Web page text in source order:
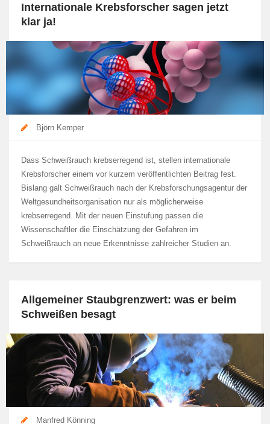
Internationale Krebsforscher sagen jetzt
klar ja!
Björn Kemper
Dass Schweißrauch krebserregend ist, stellen internationale
Krebsforscher einem vor kurzem veröffentlichten Beitrag fest.
Bislang galt Schweißrauch nach der Krebsforschungsagentur der
Weltgesundheitsorganisation nur als möglicherweise
krebserregend. Mit der neuen Einstufung passen die
Wissenschaftler die Einschätzung der Gefahren im
Schweißrauch an neue Erkenntnisse zahlreicher Studien an.
Allgemeiner Staubgrenzwert: was er beim
Schweißen besagt
Manfred Könning